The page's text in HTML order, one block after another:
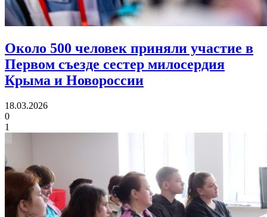
Около 500 человек приняли участие в
Первом съезде сестер милосердия
Крыма и Новороссии
18.03.2026
0
1